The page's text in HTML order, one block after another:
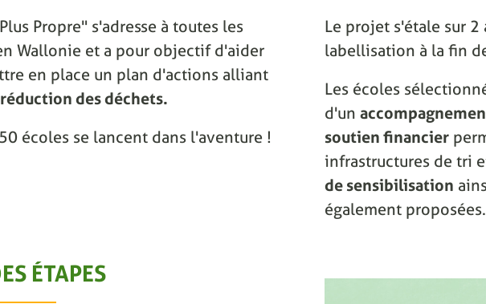
Propre" s'adresse à toutes les
Wallonie et a pour objectif d'aider
en place un plan d'actions alliant
réduction des déchets.
écoles se lancent dans l'aventure !
Le projet s'étale sur 2
labellisation à la fin
Les écoles
d'un
soutien financier
infrastructures de tri
de sensibilisation
également proposées.
ÉTAPES